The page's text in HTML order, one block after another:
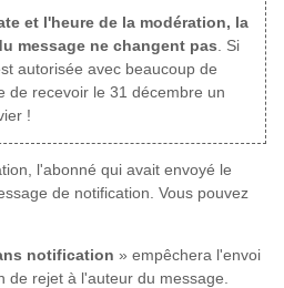
et l'heure de la modération, la
message ne changent pas. Si
autorisée avec beaucoup de
de recevoir le 31 décembre un
!
l'abonné qui avait envoyé le
de notification. Vous pouvez
notification » empêchera l'envoi
de rejet à l'auteur du message.